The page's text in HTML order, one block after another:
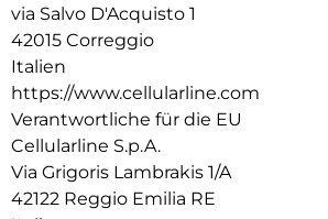
via Salvo D'Acquisto 1
42015 Correggio
Italien
https://www.cellularline.com
Verantwortliche für die EU
Cellularline S.p.A.
Via Grigoris Lambrakis 1/A
42122 Reggio Emilia RE